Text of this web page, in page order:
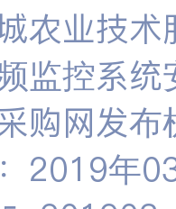
农业技
监控系
购网发
2019年